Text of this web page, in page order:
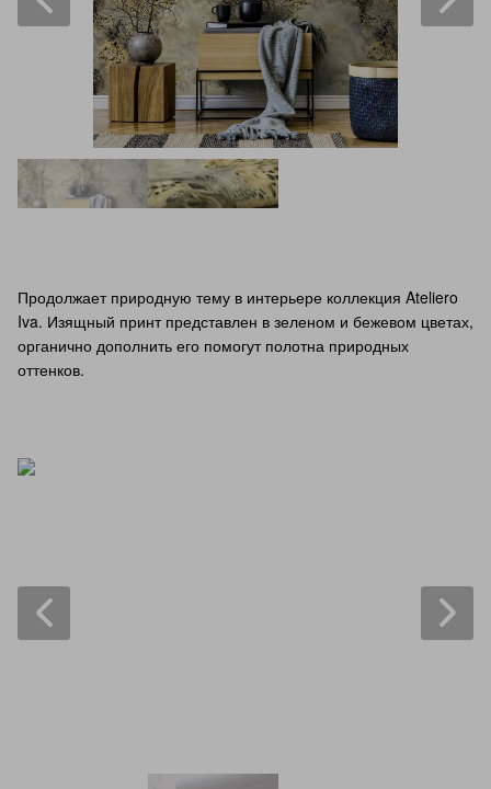
Продолжает природную тему в интерьере коллекция Ateliero
Iva. Изящный принт представлен в зеленом и бежевом цветах,
органично дополнить его помогут полотна природных
оттенков.